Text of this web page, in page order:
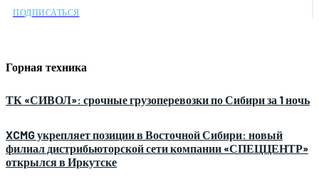
ПОДПИСАТЬСЯ
Горная техника
ТК «СИВОЛ»: срочные грузоперевозки по Сибири за 1 ночь
XCMG укрепляет позиции в Восточной Сибири: новый
филиал дистрибьюторской сети компании «СПЕЦЦЕНТР»
открылся в Иркутске